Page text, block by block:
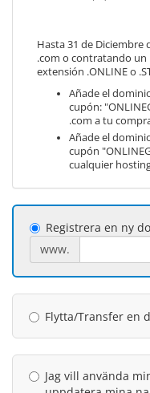
Hasta 31 de Diciembre
.com o contratando
extensión .ONLINE o
Añade el
cupón:
.com a tu
Añade el
cupón
cualquier
Registrera en ny
www.
Flytta/Transfer en
Jag vill använda